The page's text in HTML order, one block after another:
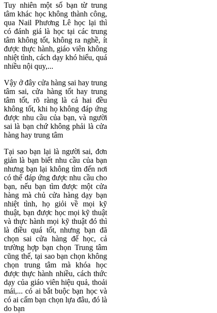
Tuy nhiên một số bạn từ trung
tâm khác học không thành công,
qua Nail Phương Lê học lại thì
có đánh giá là học tại các trung
tâm không tốt, không ra nghề, ít
được thực hành, giáo viên không
nhiệt tình, cách dạy khó hiểu, quá
nhiều nội quy,...
Vậy ở đây cửa hàng sai hay trung
tâm sai, cửa hàng tốt hay trung
tâm tốt, rõ ràng là cả hai đều
không tốt, khi họ không đáp ứng
được nhu cầu của bạn, và người
sai là bạn chứ không phải là cửa
hàng hay trung tâm
Tại sao bạn lại là người sai, đơn
giản là bạn biết nhu cầu của bạn
nhưng bạn lại không tìm đến nơi
có thể đáp ứng được nhu cầu cho
bạn, nếu bạn tìm được một cửa
hàng mà chủ cửa hàng dạy bạn
nhiệt tình, họ giỏi về mọi kỹ
thuật, bạn được học mọi kỹ thuật
và thực hành mọi kỹ thuật đó thì
là điều quá tốt, nhưng bạn đã
chọn sai cửa hàng để học, cả
trường hợp bạn chọn Trung tâm
cũng thế, tại sao bạn chọn không
chọn trung tâm mà khóa học
được thực hành nhiều, cách thức
dạy của giáo viên hiệu quả, thoải
mái,... có ai bắt buộc bạn học và
có ai cấm bạn chọn lựa đâu, đó là
do bạn